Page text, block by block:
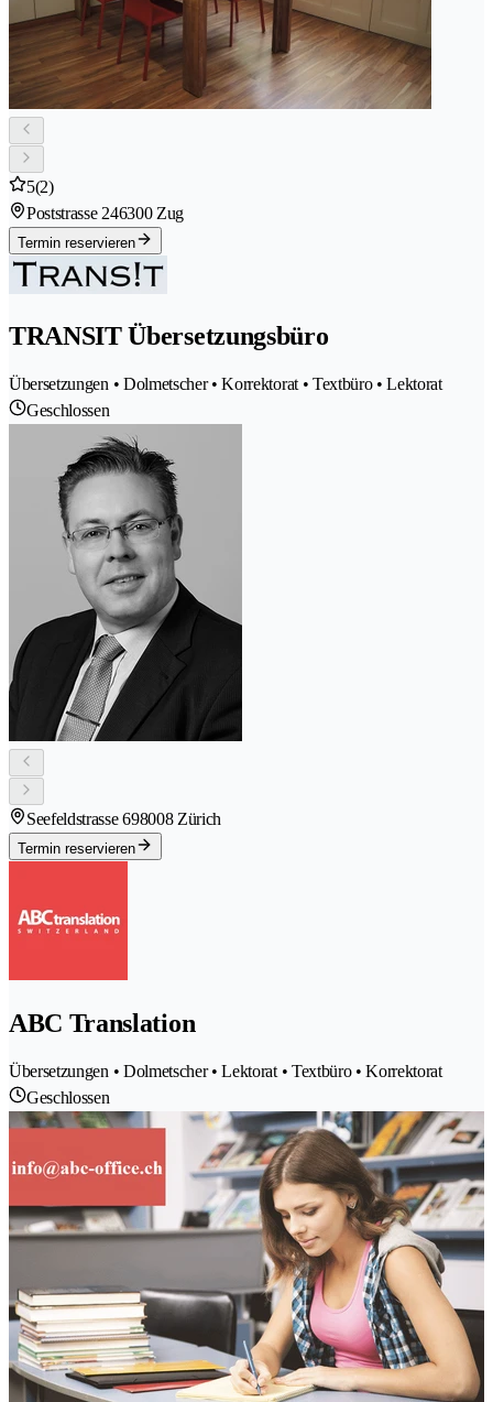
5(2)
Poststrasse 246300 Zug
Termin reservieren
TRANSIT Übersetzungsbüro
Übersetzungen • Dolmetscher • Korrektorat • Textbüro • Lektorat
Geschlossen
Seefeldstrasse 698008 Zürich
Termin reservieren
ABC Translation
Übersetzungen • Dolmetscher • Lektorat • Textbüro • Korrektorat
Geschlossen